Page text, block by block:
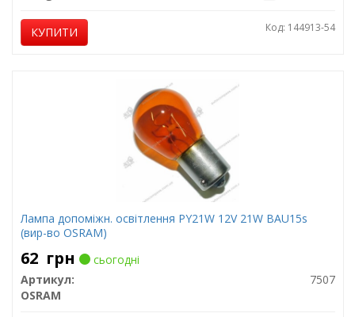
КУПИТИ Код: 144913-54
Лампа допоміжн. освітлення РY21W 12V 21W ВАU15s
(вир-во OSRAM)
62 грн
сьогодні
Артикул:
7507
OSRAM